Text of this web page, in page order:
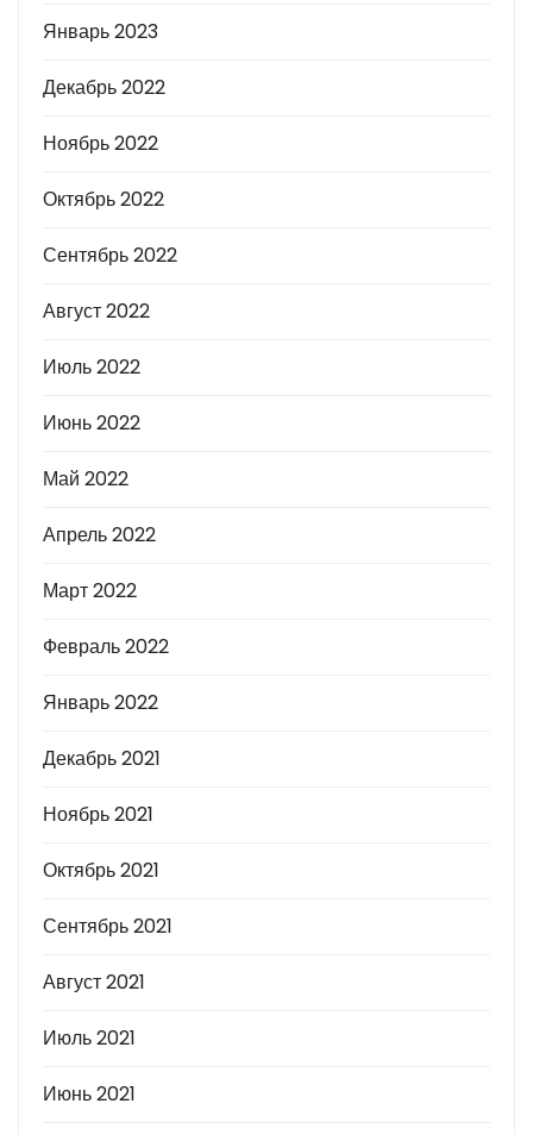
Январь 2023
Декабрь 2022
Ноябрь 2022
Октябрь 2022
Сентябрь 2022
Август 2022
Июль 2022
Июнь 2022
Май 2022
Апрель 2022
Март 2022
Февраль 2022
Январь 2022
Декабрь 2021
Ноябрь 2021
Октябрь 2021
Сентябрь 2021
Август 2021
Июль 2021
Июнь 2021